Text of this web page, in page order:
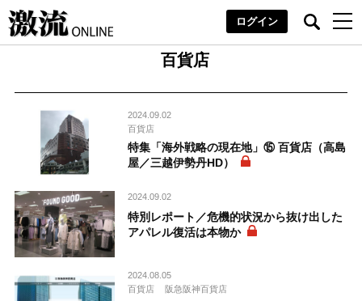
ログイン
百貨店
2024.09.02
百貨店
特集「海外戦略の現在地」⑮ 百貨店（高島
屋／三越伊勢丹HD）
2024.09.02
特別レポート／危機的状況から抜け出した
アパレル復活は本物か
2024.08.05
百貨店
阪急阪神百貨店